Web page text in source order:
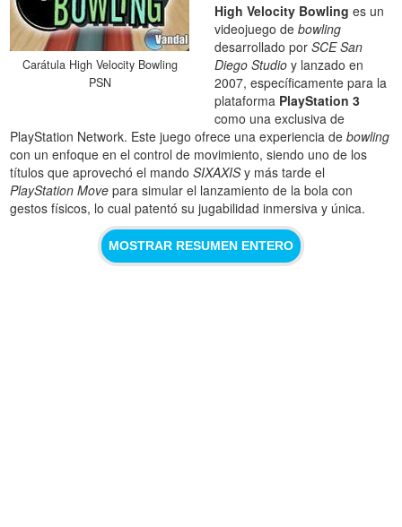
Carátula High Velocity Bowling
PSN
High Velocity Bowling es un
videojuego debowling
desarrollado porSCE San
Diego Studio y lanzado en
2007, específicamente para la
plataforma PlayStation 3
como una exclusiva de
PlayStation Network. Este juego ofrece una experiencia debowling
con un enfoque en el control de movimiento, siendo uno de los
títulos que aprovechó el mandoSIXAXISy más tarde el
PlayStation Move para simular el lanzamiento de la bola con
gestos físicos, lo cual patentó su jugabilidad inmersiva y única.
MOSTRAR RESUMEN ENTERO